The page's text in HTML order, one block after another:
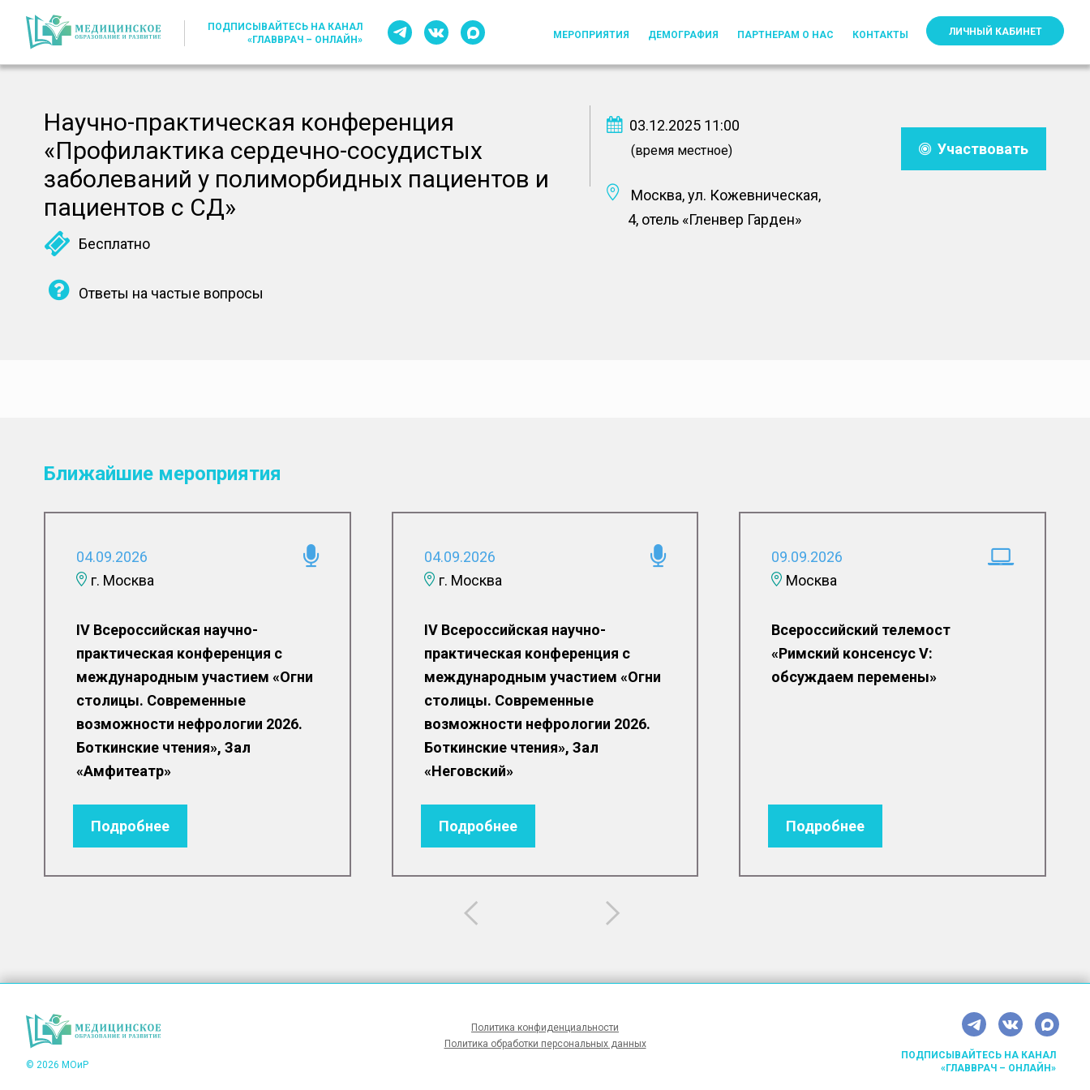
ПОДПИСЫВАЙТЕСЬ НА КАНАЛ
«ГЛАВВРАЧ – ОНЛАЙН»
МЕРОПРИЯТИЯ ДЕМОГРАФИЯ ПАРТНЕРАМ О НАС КОНТАКТЫ ЛИЧНЫЙ КАБИНЕТ
Научно-практическая конференция
«Профилактика сердечно-сосудистых
заболеваний у полиморбидных пациентов и
пациентов с СД»
Бесплатно
Ответы на частые вопросы
03.12.2025 11:00
(время местное)
Москва, ул. Кожевническая,
4, отель «Гленвер Гарден»
Участвовать
Ближайшие мероприятия
04.09.2026
г. Москва
IV Всероссийская научно-
практическая конференция с
международным участием «Огни
столицы. Современные
возможности нефрологии 2026.
Боткинские чтения», Зал
«Амфитеатр»
Подробнее
04.09.2026
г. Москва
IV Всероссийская научно-
практическая конференция с
международным участием «Огни
столицы. Современные
возможности нефрологии 2026.
Боткинские чтения», Зал
«Неговский»
Подробнее
09.09.2026
Москва
Всероссийский телемост
«Римский консенсус V:
обсуждаем перемены»
Подробнее
© 2026 МОиР
ПОДПИСЫВАЙТЕСЬ НА КАНАЛ
«ГЛАВВРАЧ – ОНЛАЙН»
Политика конфиденциальности
Политика обработки персональных данных